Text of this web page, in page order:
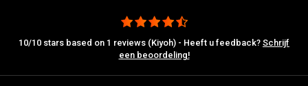
10/10 stars based on 1 reviews (Kiyoh) - Heeft u feedback? Schrijf
een beoordeling!